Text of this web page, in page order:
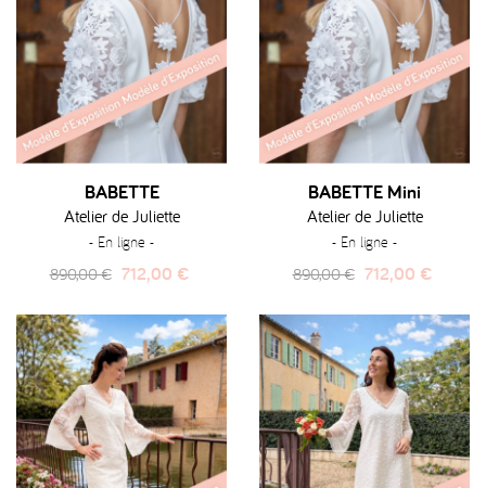
BABETTE
Atelier de Juliette
- En ligne -
Prix
890,00 € Prix
712,00 €
BABETTE Mini
Atelier de Juliette
- En ligne -
Prix
890,00 € Prix
712,00 €